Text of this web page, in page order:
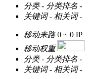
分类 - 分类排名 -
关键词 - 相关词 -
移动来路 0 ~ 0 IP
移动权重
分类 - 分类排名 -
关键词 - 相关词 -